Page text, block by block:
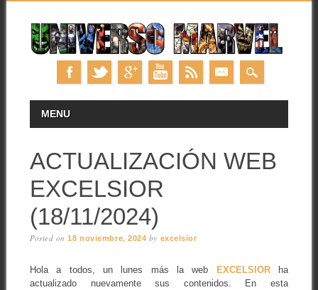
MAIN MENU
MENU
ACTUALIZACIÓN WEB
EXCELSIOR
(18/11/2024)
Posted on18 noviembre, 2024 by excelsior
Hola a todos, un lunes más la web EXCELSIORha
actualizado nuevamente sus contenidos. En esta